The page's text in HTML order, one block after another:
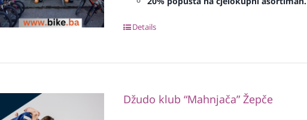
Details
Džudo klub “Mahnjača” Žepče